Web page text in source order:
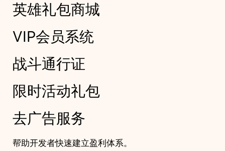
英雄礼包商城
VIP会员系统
战斗通行证
限时活动礼包
去广告服务
帮助开发者快速建立盈利体系。